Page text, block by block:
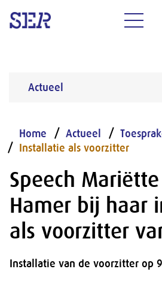
Actueel
Home Actueel
Installatie als voorzitter
Speech Mariëtte
Hamer bij haar
als voorzitter
Installatie van de voorzitter op